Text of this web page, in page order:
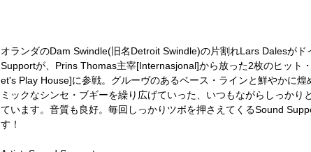
オランダのDam Swindle(旧名Detroit Swindle)の片割れLars Dalesが
Supportが、Prins Thomas主宰[Internasjonal]から放った2枚のヒット
et's Play House]に参戦。グルーヴのあるベース・ラインと鮮やかに
ミックなシンセ・ブギーを繰り広げていった、いつもながらしっかり
ています。音質も良好。毎回しっかりツボを押さえてくるSound
す！